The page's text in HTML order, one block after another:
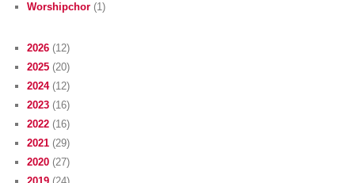
Worshipchor (1)
2026 (12)
2025 (20)
2024(12)
2023 (16)
2022 (16)
2021 (29)
2020 (27)